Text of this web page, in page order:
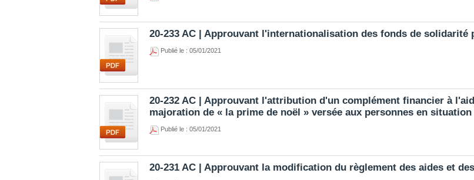
20-233 AC | Approuvant l'internationalisation des fonds de solidarité
Publié le : 05/01/2021
20-232 AC | Approuvant l'attribution d'un complément financier à
majoration de « la prime de noël » versée aux personnes en
Publié le : 05/01/2021
20-231 AC | Approuvant la modification du règlement des aides et